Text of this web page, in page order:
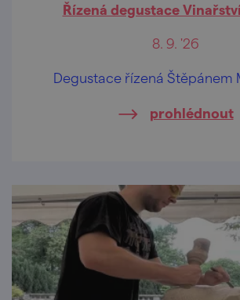
Řízená degustace
8. 9. '26
Degustace řízená Štěpánem
prohlédnout